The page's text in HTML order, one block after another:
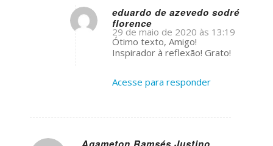
eduardo de azevedo sodré
florence
s
29 de maio de 2020 às 13:19
Ótimo texto, Amigo!
Inspirador à reflexão! Grato!
Acesse para responder